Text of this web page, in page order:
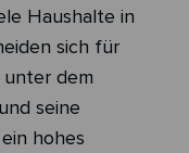
Haushalte in
sich für
dem
seine
hohes